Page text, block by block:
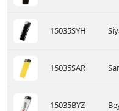
15035SYH
15035SAR
15035BYZ